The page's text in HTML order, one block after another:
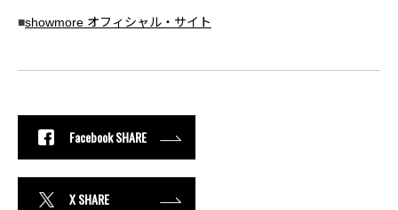
■showmore オフィシャル・サイト
Facebook SHARE
X SHARE